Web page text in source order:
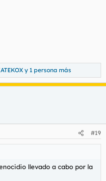
y 1 persona más
#19
llevado a cabo por la